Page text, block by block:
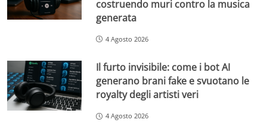
costruendo muri contro la musica
generata
4 Agosto 2026
Il furto invisibile: come i bot AI
generano brani fake e svuotano le
royalty degli artisti veri
4 Agosto 2026